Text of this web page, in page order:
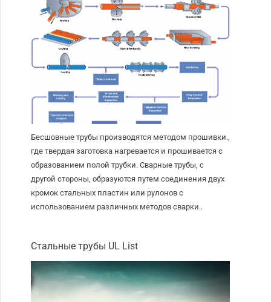
Бесшовные трубы производятся методом прошивки.,
где твердая заготовка нагревается и прошивается с
образованием полой трубки. Сварные трубы, с
другой стороны, образуются путем соединения двух
кромок стальных пластин или рулонов с
использованием различных методов сварки..
Стальные трубы UL List